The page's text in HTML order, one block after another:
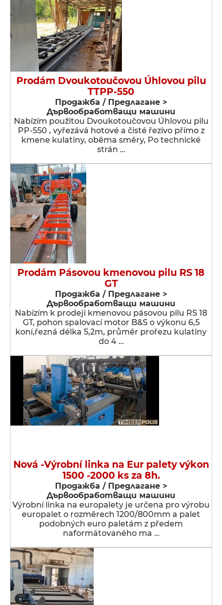
Prodám Dvoukotoučovou Úhlovou pilu
TTPP-550
Продажба / Предлагане >
Дървообработващи машини
Nabízím použitou Dvoukotoučovou Úhlovou pilu
PP-550 , vyřezává hotové a čisté řezivo přímo z
kmene kulatiny, oběma směry, Po technické
strán …
Prodám Pásovou kmenovou pilu RS 18
GT
Продажба / Предлагане >
Дървообработващи машини
Nabízím k prodeji kmenovou pásovou pilu RS 18
GT, pohon spalovací motor B&S o výkonu 6,5
koní,řezná délka 5,2m, průměr prořezu kulatiny
do 4 …
Nová -Výrobní linka na Eur palety výkon
1500 -2000 ks za 8h.
Продажба / Предлагане >
Дървообработващи машини
Výrobní linka na europalety je určena pro výrobu
europalet o rozměrech 1200/800mm a palet
podobných euro paletám z předem
naformátovaného ma …